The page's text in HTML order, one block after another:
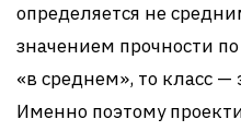
определяется не
значением прочности
«в среднем», то класс —
Именно поэтому